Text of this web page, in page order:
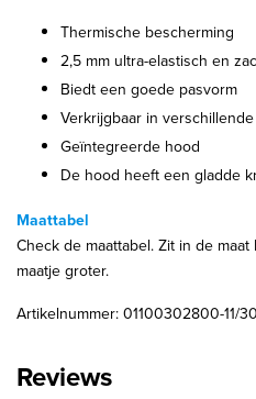
Thermische bescherming
2,5 mm ultra-elastisch en
Biedt een goede pasvorm
Verkrijgbaar in
Geïntegreerde hood
De hood heeft een gladde
Maattabel
Check de maattabel. Zit in de
maatje groter.
Artikelnummer: 01100302800-11/30
Reviews